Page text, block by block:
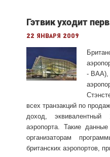
Гэтвик уходит
22 января 2009
-
всех транзакций по
доход, эквивалентный
аэропорта. Такие
организаторам
британских аэропортов,